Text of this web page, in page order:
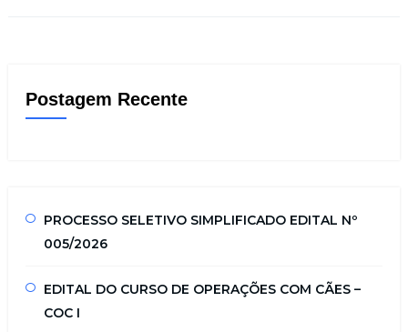
Postagem Recente
PROCESSO SELETIVO SIMPLIFICADO EDITAL Nº
005/2026
EDITAL DO CURSO DE OPERAÇÕES COM CÃES –
COC I